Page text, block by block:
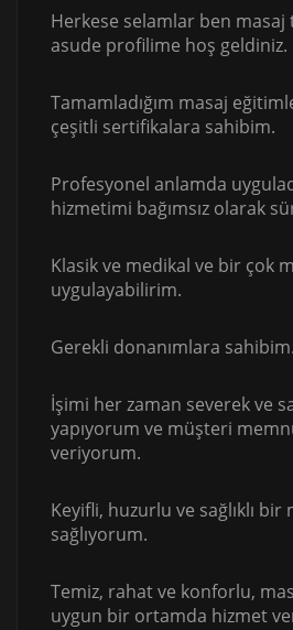
Herkese selamlar ben
asude profilime hoş geldiniz.
Tamamladığım masaj
çeşitli sertifikalara sahibim.
Profesyonel anlamda
hizmetimi bağımsız olarak
Klasik ve medikal ve bir çok
uygulayabilirim.
Gerekli donanımlara sahibim.
İşimi her zaman severek ve
yapıyorum ve müşteri
veriyorum.
Keyifli, huzurlu ve sağlıklı bir
sağlıyorum.
Temiz, rahat ve konforlu,
uygun bir ortamda hizmet